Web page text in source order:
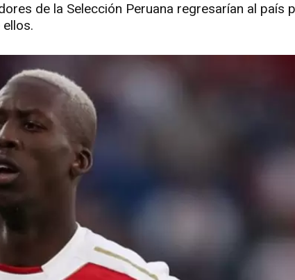
de la Selección Peruana regresarían al país